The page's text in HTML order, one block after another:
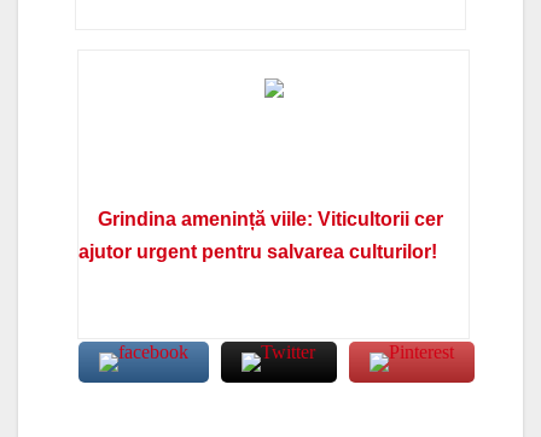
Grindina amenință viile: Viticultorii cer
ajutor urgent pentru salvarea culturilor!